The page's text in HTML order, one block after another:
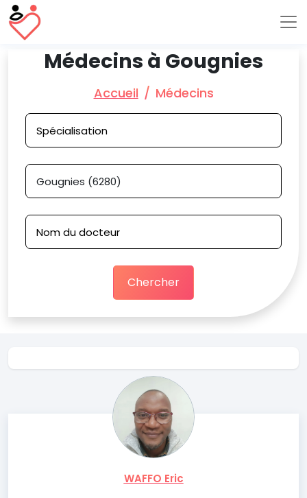
Médecins à Gougnies
Accueil Médecins
Chercher
WAFFO Eric